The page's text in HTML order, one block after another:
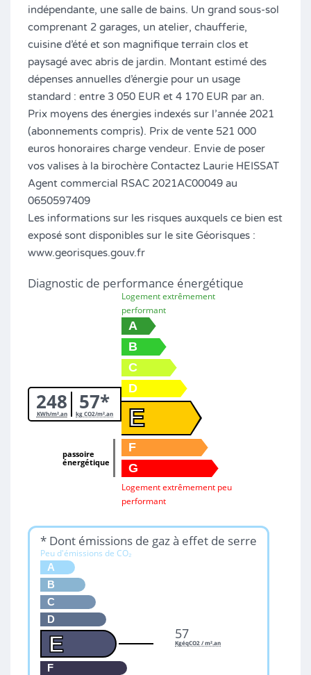
indépendante, une salle de bains. Un grand sous-sol
comprenant 2 garages, un atelier, chaufferie,
cuisine d’été et son magnifique terrain clos et
paysagé avec abris de jardin. Montant estimé des
dépenses annuelles d’énergie pour un usage
standard : entre 3 050 EUR et 4 170 EUR par an.
Prix moyens des énergies indexés sur l’année 2021
(abonnements compris). Prix de vente 521 000
euros honoraires charge vendeur. Envie de poser
vos valises à la birochère Contactez Laurie HEISSAT
Agent commercial RSAC 2021AC00049 au
0650597409
Les informations sur les risques auxquels ce bien est
exposé sont disponibles sur le site Géorisques :
www.georisques.gouv.fr
Diagnostic de performance énergétique
248
KWh/m².an 57*
kg CO2/m².an
Logement extrêmement
performant
A
B
C
D
E
passoire
énergétique
F
G
Logement extrêmement peu
performant
* Dont émissions de gaz à effet de serre
Peu d'émissions de CO₂
A
B
C
D
E
F
57
KgéqCO2 / m².an